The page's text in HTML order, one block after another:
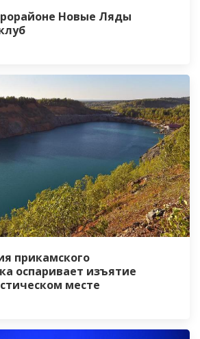
Новые Ляды
прикамского
оспаривает изъятие
месте